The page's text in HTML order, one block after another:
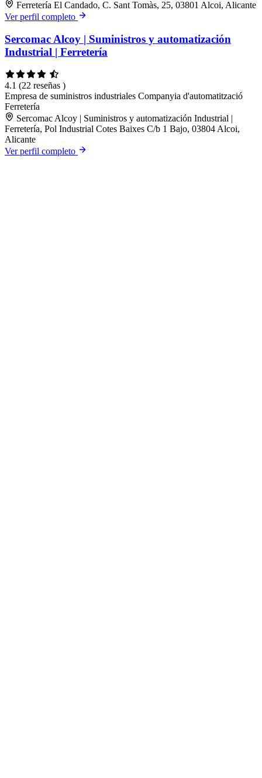
Ferretería El Candado, C. Sant Tomàs, 25, 03801 Alcoi, Alicante
Ver perfil completo
Sercomac Alcoy | Suministros y automatización
Industrial | Ferretería
4.1 (22 reseñas )
Empresa de suministros industriales Companyia d'automatització
Ferretería
Sercomac Alcoy | Suministros y automatización Industrial |
Ferretería, Pol Industrial Cotes Baixes C/b 1 Bajo, 03804 Alcoi,
Alicante
Ver perfil completo